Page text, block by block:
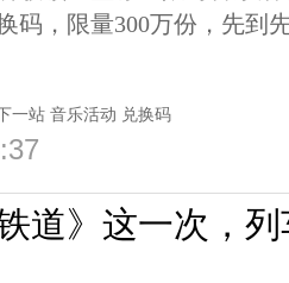
码，限量300万份，先到
一站 音乐活动 兑换码
道》这一次，